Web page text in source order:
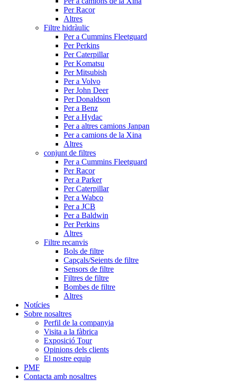
Per Racor
Altres
Filtre hidràulic
Per a Cummins Fleetguard
Per Perkins
Per Caterpillar
Per Komatsu
Per Mitsubish
Per a Volvo
Per John Deer
Per Donaldson
Per a Benz
Per a Hydac
Per a altres camions Janpan
Per a camions de la Xina
Altres
conjunt de filtres
Per a Cummins Fleetguard
Per Racor
Per a Parker
Per Caterpillar
Per a Wabco
Per a JCB
Per a Baldwin
Per Perkins
Altres
Filtre recanvis
Bols de filtre
Capçals/Seients de filtre
Sensors de filtre
Filtres de filtre
Bombes de filtre
Altres
Notícies
Sobre nosaltres
Perfil de la companyia
Visita a la fàbrica
Exposició Tour
Opinions dels clients
El nostre equip
PMF
Contacta amb nosaltres